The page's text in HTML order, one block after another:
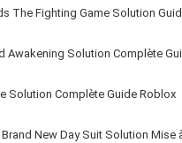
The Fighting Game Solution
Awakening Solution Complète
Solution Complète Guide Roblox
New Day Suit Solution Mise